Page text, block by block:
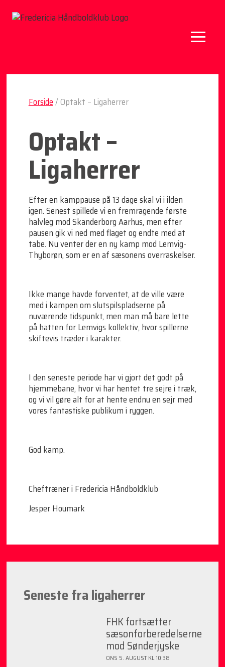
Forside/Optakt – Ligaherrer
Optakt –
Ligaherrer
Efter en kamppause på 13 dage skal vi i ilden
igen. Senest spillede vi en fremragende første
halvleg mod Skanderborg Aarhus, men efter
pausen gik vi ned med flaget og endte med at
tabe. Nu venter der en ny kamp mod Lemvig-
Thyborøn, som er en af sæsonens overraskelser.
Ikke mange havde forventet, at de ville være
med i kampen om slutspilspladserne på
nuværende tidspunkt, men man må bare lette
på hatten for Lemvigs kollektiv, hvor spillerne
skiftevis træder i karakter.
I den seneste periode har vi gjort det godt på
hjemmebane, hvor vi har hentet tre sejre i træk,
og vi vil gøre alt for at hente endnu en sejr med
vores fantastiske publikum i ryggen.
God kamp.
Cheftræner i Fredericia Håndboldklub
Jesper Houmark
Seneste fra ligaherrer
FHK fortsætter
sæsonforberedelserne
mod Sønderjyske
ONS 5. AUGUST KL 10:38